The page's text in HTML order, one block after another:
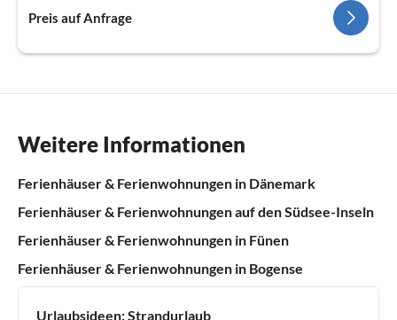
Preis auf Anfrage
Weitere Informationen
Ferienhäuser & Ferienwohnungen in Dänemark
Ferienhäuser & Ferienwohnungen auf den Südsee-Inseln
Ferienhäuser & Ferienwohnungen in Fünen
Ferienhäuser & Ferienwohnungen in Bogense
Urlaubsideen:Strandurlaub